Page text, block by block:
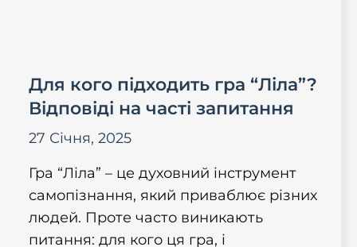
Для кого підходить гра “Ліла”?
Відповіді на часті запитання
27 Січня, 2025
Гра “Ліла” – це духовний iнструмент
самопiзнання, який приваблює рiзних
людей. Проте часто виникають
питання: для кого ця гра, i